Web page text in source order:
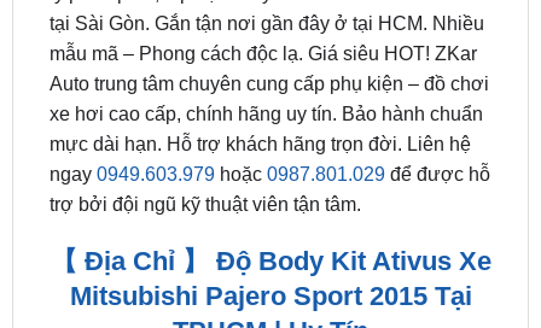
Auto trung tâm chuyên cung cấp phụ kiện – đồ chơi
xe hơi cao cấp, chính hãng uy tín. Bảo hành chuẩn
mực dài hạn. Hỗ trợ khách hãng trọn đời. Liên hệ
ngay0949.603.979hoặc0987.801.029để được hỗ
trợ bởi đội ngũ kỹ thuật viên tận tâm.
【 Địa Chỉ 】 Độ Body Kit Ativus Xe
TPHCM | Uy Tín